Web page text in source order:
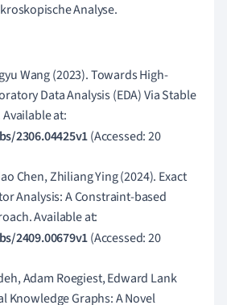
Analyse.
Wang (2023). Towards High-
Data Analysis (EDA) Via Stable
at:
2306.04425v1(Accessed: 20
Chen, Zhiliang Ying (2024). Exact
Analysis: A Constraint-based
Available at:
2409.00679v1(Accessed: 20
Adam Roegiest, Edward Lank
Knowledge Graphs: A Novel